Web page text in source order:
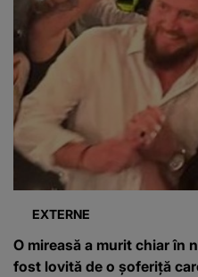
EXTERNE
O mireasă a murit chiar în
fost lovită de o șoferiță